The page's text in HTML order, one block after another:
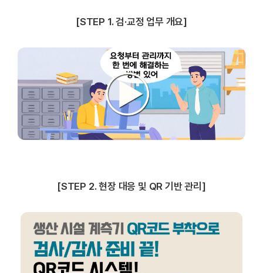
[STEP 1. 검·교정 업무 개요]
[STEP 2. 현장 대응 및 QR 기반 관리]